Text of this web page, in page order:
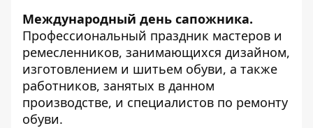
Международный день сапожника.
Профессиональный праздник мастеров и
ремесленников, занимающихся дизайном,
изготовлением и шитьем обуви, а также
работников, занятых в данном
производстве, и специалистов по ремонту
обуви.